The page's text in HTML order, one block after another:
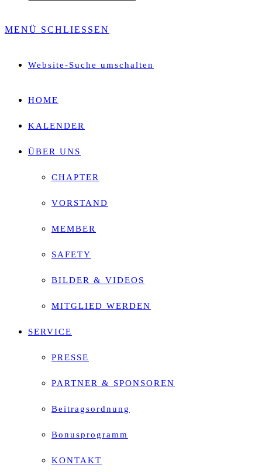
MENÜ SCHLIESSEN
Website-Suche umschalten
HOME
KALENDER
ÜBER UNS
CHAPTER
VORSTAND
MEMBER
SAFETY
BILDER & VIDEOS
MITGLIED WERDEN
SERVICE
PRESSE
PARTNER & SPONSOREN
Beitragsordnung
Bonusprogramm
KONTAKT